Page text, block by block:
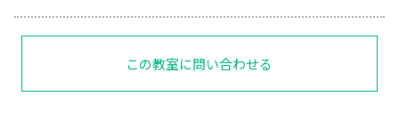
この教室に問い合わせる